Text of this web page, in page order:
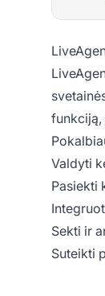
funkciją,
Valdyti
Pasiekti
Sekti ir
Suteikti